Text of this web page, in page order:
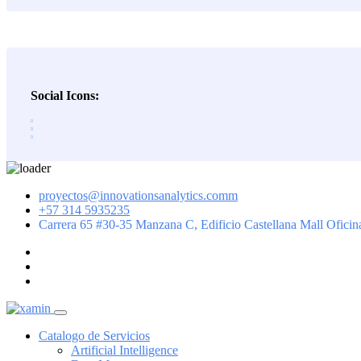
Social Icons:
Skip
content
proyectos@innovationsanalytics.comm
+57 314 5935235‬
Carrera 65 #30-35 Manzana C, Edificio Castellana Mall
Catalogo de Servicios
Artificial Intelligence